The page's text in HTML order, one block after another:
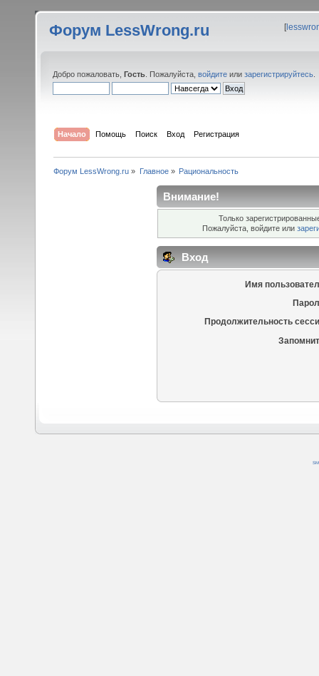
Форум LessWrong.ru [
Добро пожаловать, Гость . Пожалуйста, войдите или зарегистрируйтесь
Начало Помощь Поиск Вход Регистрация
Форум LessWrong.ru » Главное» Рациональность
Внимание!
Только
Пожалуйста, войдите или
Вход
Имя
Продолжительность